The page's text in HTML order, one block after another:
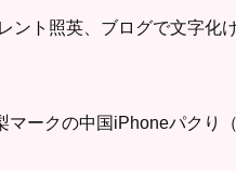
ント照英、ブログで文字化
マークの中国iPhoneパクり